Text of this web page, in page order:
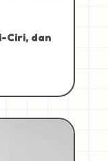
Ciri, dan